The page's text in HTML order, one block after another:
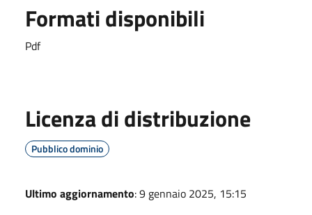
Formati disponibili
Pdf
Licenza di distribuzione
Pubblico dominio
Ultimo aggiornamento: 9 gennaio 2025, 15:15